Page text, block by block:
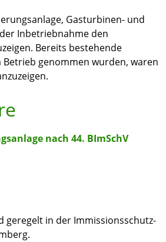
Gasturbinen- und
Inbetriebnahme den
Bereits bestehende
Betrieb genommen wurden, waren
nach 44. BImSchV
geregelt in der Immissionsschutz-